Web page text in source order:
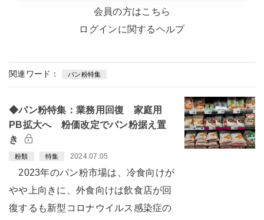
会員の方はこちら
ログインに関するヘルプ
関連ワード： パン粉特集
◆パン粉特集：業務用回復 家庭用
PB拡大へ 粉価改定でパン粉据え置
き
粉類 特集 2024.07.05
2023年のパン粉市場は、冷食向けが
やや上向きに、外食向けは飲食店が回
復するも新型コロナウイルス感染症の